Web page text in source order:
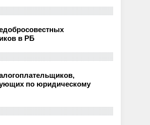
в РБ
по юридическому